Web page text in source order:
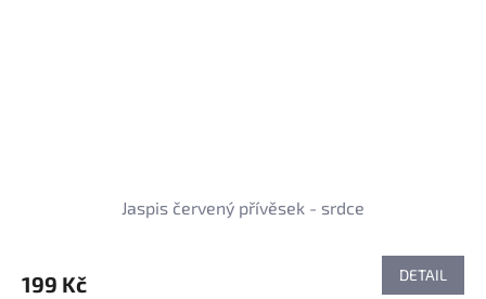
Jaspis červený přívěsek - srdce
199 Kč DETAIL